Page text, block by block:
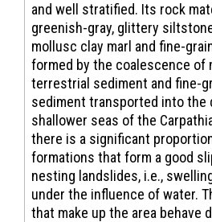
and well stratified. Its rock
greenish-gray, glittery
mollusc clay marl and fine-
formed by the coalescence of
terrestrial sediment and fine-
sediment transported into the
shallower seas of the
there is a significant
formations that form a good
nesting landslides, i.e.,
under the influence of water.
that make up the area behave